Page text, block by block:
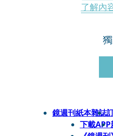
了解內
鏡週刊紙本雜誌
下載APP